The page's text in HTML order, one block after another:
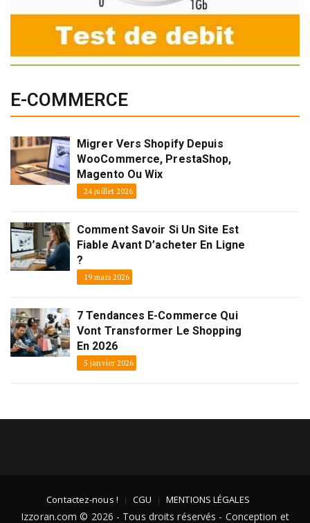
E-COMMERCE
Migrer Vers Shopify Depuis
WooCommerce, PrestaShop,
Magento Ou Wix
24 juillet 2026
Comment Savoir Si Un Site Est
Fiable Avant D’acheter En Ligne
?
19 mars 2026
7 Tendances E-Commerce Qui
Vont Transformer Le Shopping
En 2026
5 janvier 2026
Contactez-nous ! CGU MENTIONS LÉGALES
Izzoran.com © 2026 - Tous droits réservés - Conception et